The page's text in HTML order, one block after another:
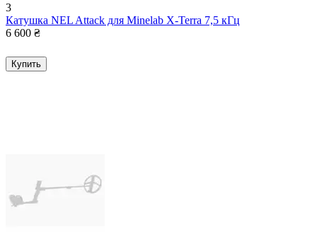
3
Катушка NEL Attack для Minelab X-Terra 7,5 кГц
6 600 ₴
Купить